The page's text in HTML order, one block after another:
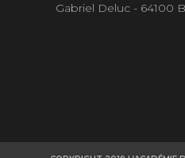
Gabriel Deluc - 64100